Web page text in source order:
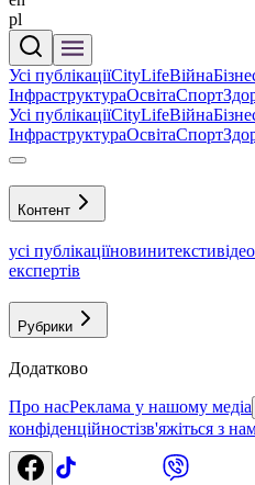
pl
Усі публікаціїCityLifeВійна
ІнфраструктураОсвітаСпорт
Усі публікаціїCityLifeВійна
ІнфраструктураОсвітаСпорт
Контент
усі публікаціїновинитекстивідео
експертів
Рубрики
Додатково
Про насРеклама у нашому медіа
конфіденційностізв'яжіться з